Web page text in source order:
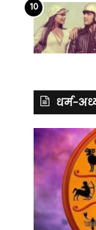
धर्म-